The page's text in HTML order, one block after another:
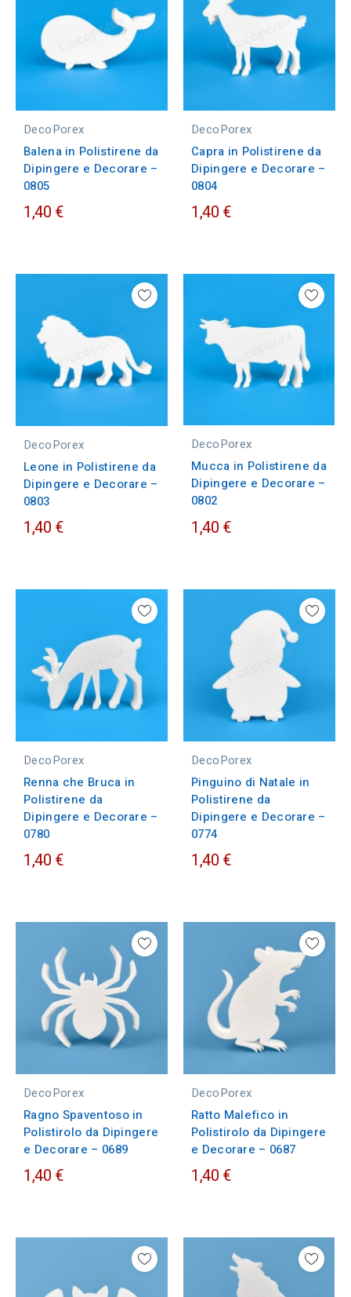
DecoPorex
Balena in Polistirene da
Dipingere e Decorare –
0805
1,40 €
DecoPorex
Capra in Polistirene da
Dipingere e Decorare –
0804
1,40 €
DecoPorex
Leone in Polistirene da
Dipingere e Decorare –
0803
1,40 €
DecoPorex
Mucca in Polistirene da
Dipingere e Decorare –
0802
1,40 €
DecoPorex
Renna che Bruca in
Polistirene da
Dipingere e Decorare –
0780
1,40 €
DecoPorex
Pinguino di Natale in
Polistirene da
Dipingere e Decorare –
0774
1,40 €
DecoPorex
Ragno Spaventoso in
Polistirolo da Dipingere
e Decorare – 0689
1,40 €
DecoPorex
Ratto Malefico in
Polistirolo da Dipingere
e Decorare – 0687
1,40 €